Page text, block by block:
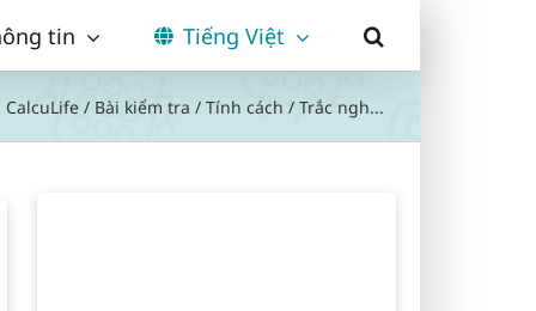
tin Tiếng Việt
CalcuLife / Bài kiểm tra / Tính cách / Trắc ngh...